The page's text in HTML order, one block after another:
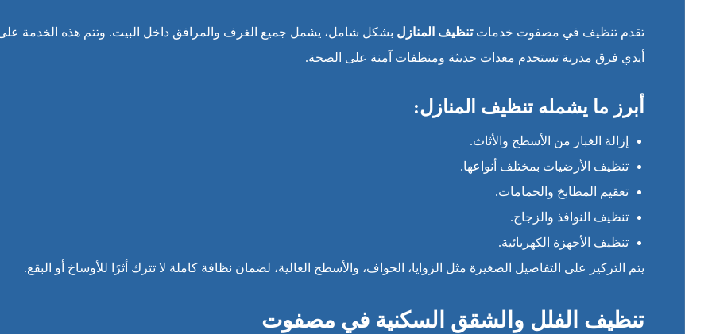
تقدم تنظيف في مصفوت خدماتتنظيف المنازل بشكل شامل، يشمل جميع الغرف والمرافق داخل البيت. وتتم هذه الخدمة
أيدي فرق مدربة تستخدم معدات حديثة ومنظفات آمنة على الصحة.
أبرز ما يشمله تنظيف المنازل:
إزالة الغبار من الأسطح والأثاث.
تنظيف الأرضيات بمختلف أنواعها.
تعقيم المطابخ والحمامات.
تنظيف النوافذ والزجاج.
تنظيف الأجهزة الكهربائية.
يتم التركيز على التفاصيل الصغيرة مثل الزوايا، الحواف، والأسطح العالية، لضمان نظافة كاملة لا تترك أثرًا للأوساخ أو البقع.
تنظيف الفلل والشقق السكنية في مصفوت